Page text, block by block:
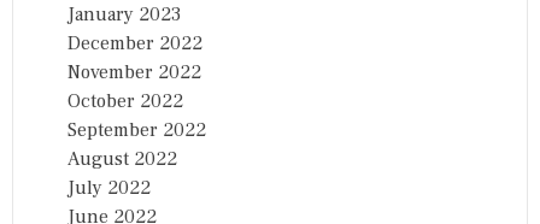
January 2023
December 2022
November 2022
October 2022
September 2022
August 2022
July 2022
June 2022